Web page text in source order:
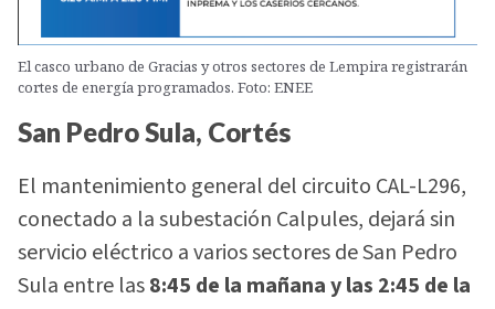
El casco urbano de Gracias y otros sectores de Lempira registrarán
cortes de energía programados. Foto: ENEE
San Pedro Sula, Cortés
El mantenimiento general del circuito CAL-L296,
conectado a la subestación Calpules, dejará sin
servicio eléctrico a varios sectores de San Pedro
Sula entre las8:45 de la mañana y las 2:45 de la